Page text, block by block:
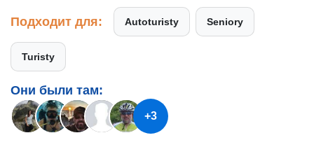
Подходит для: Autoturisty Seniory
Turisty
Они были там:
+3